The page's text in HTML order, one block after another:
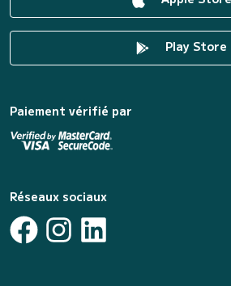
Play Store
Paiement vérifié par
Réseaux sociaux